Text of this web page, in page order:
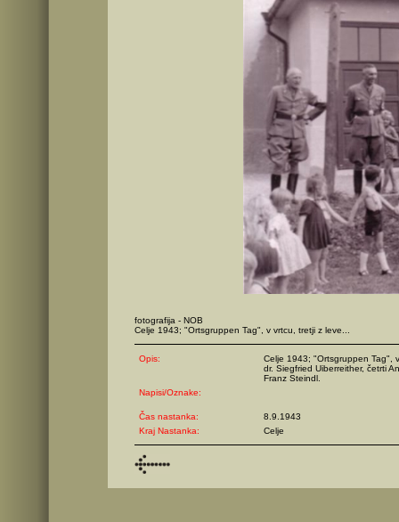
fotografija - NOB
Celje 1943; "Ortsgruppen Tag", v vrtcu, tretji z leve...
Opis:
Celje 1943; "Ortsgruppen Tag",
dr. Siegfried Uiberreither, četrti
Franz Steindl.
Napisi/Oznake:
Čas nastanka:
8.9.1943
Kraj Nastanka:
Celje